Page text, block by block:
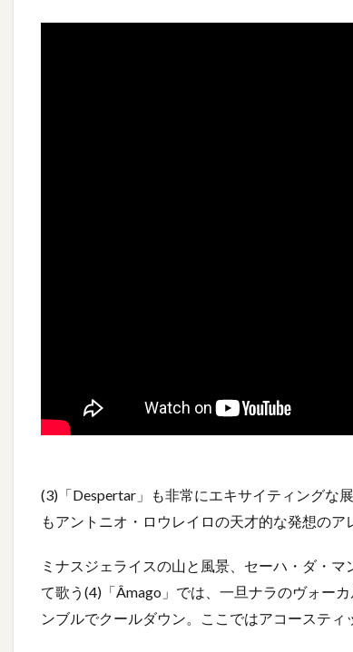
(3)「Despertar」も非常にエキサイティングな
もアントニオ・ロウレイロの天才的な発想のア
ミナスジェライスの山と風景、セーハ・ダ・
て歌う(4)「Âmago」では、一旦ナラのヴォー
ンブルでクールダウン。ここではアコースティ